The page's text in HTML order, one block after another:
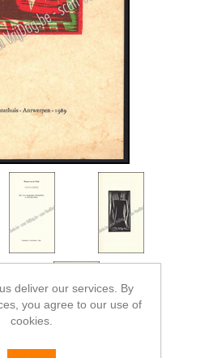
deliver our services. By
you agree to our use of
cookies.